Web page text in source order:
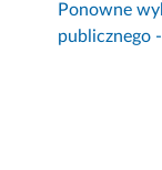
Ponowne
publicznego